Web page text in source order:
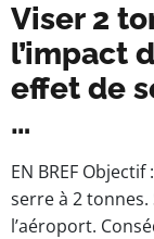
Viser 2
l’impact
effet de
…
EN BREF
serre à 2 tonnes.
l’aéroport.